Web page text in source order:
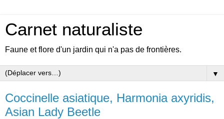
Carnet naturaliste
Faune et flore d'un jardin qui n'a pas de frontières.
▼
Coccinelle asiatique, Harmonia axyridis,
Asian Lady Beetle